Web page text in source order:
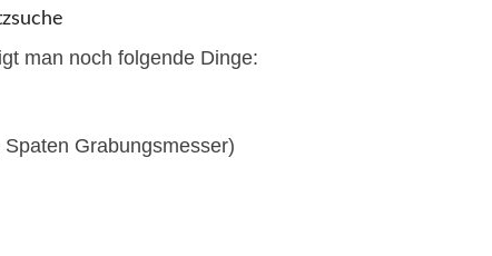
man noch folgende Dinge:
Grabungsmesser)